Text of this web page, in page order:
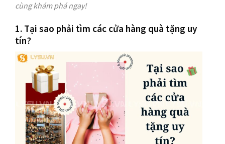
cùng khám phá ngay!
1. Tại sao phải tìm các cửa hàng quà tặng uy
tín?